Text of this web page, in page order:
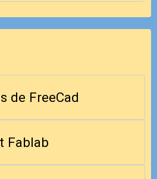
de FreeCad
Fablab